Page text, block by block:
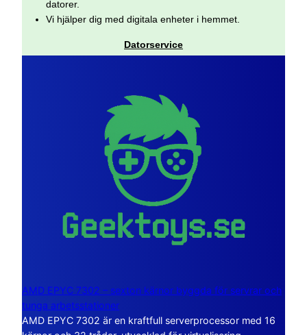
datorer.
Vi hjälper dig med digitala enheter i hemmet.
Datorservice
AMD EPYC 7302 – sexton kärnor byggda för servrar och
tunga arbetsstationer
AMD EPYC 7302 är en kraftfull serverprocessor med 16